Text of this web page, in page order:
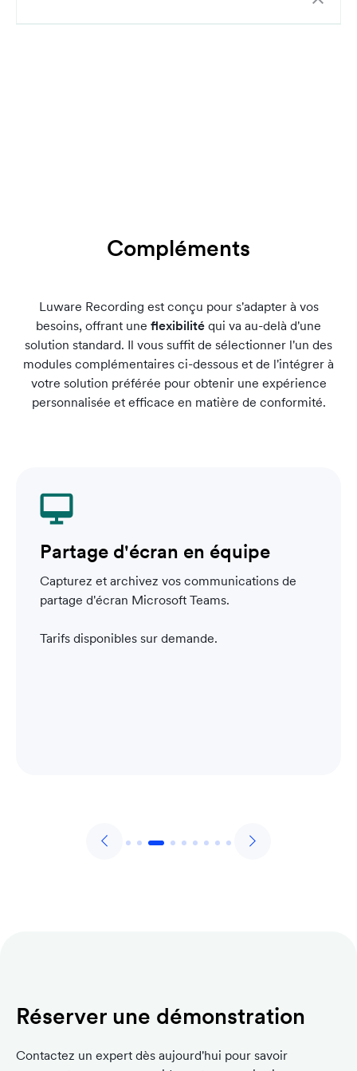
Compléments
Luware Recording est conçu pour s'adapter à vos
besoins, offrant une flexibilité qui va au-delà d'une
solution standard. Il vous suffit de sélectionner l'un des
modules complémentaires ci-dessous et de l'intégrer à
votre solution préférée pour obtenir une expérience
personnalisée et efficace en matière de conformité.
de
Fournisseurs de
mobiles
Capture et archivage de la voix
charge.
Réserver une démonstration
Contactez un expert dès aujourd'hui pour savoir